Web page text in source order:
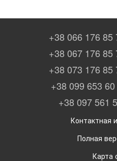
+38 066 176
+38 067 176
+38 073 176
+38 099 653
+38 097 561
Контактная
Полная
Карта